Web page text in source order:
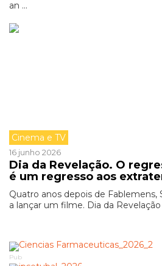
an ...
Cinema e TV
16 junho 2026
Dia da Revelação. O
é um regresso aos
Quatro anos depois de
a lançar um filme. Dia da Revelação
Pub